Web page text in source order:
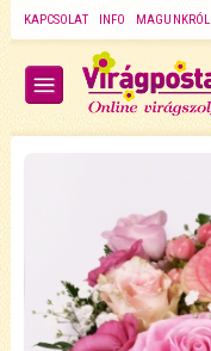
KAPCSOLAT INFO MAGUNKRÓL